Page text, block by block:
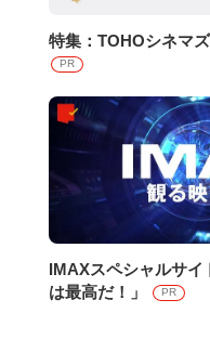
特集：TOHOシネマ
PR
IMAXスペシャルサ
は最高だ！」
PR